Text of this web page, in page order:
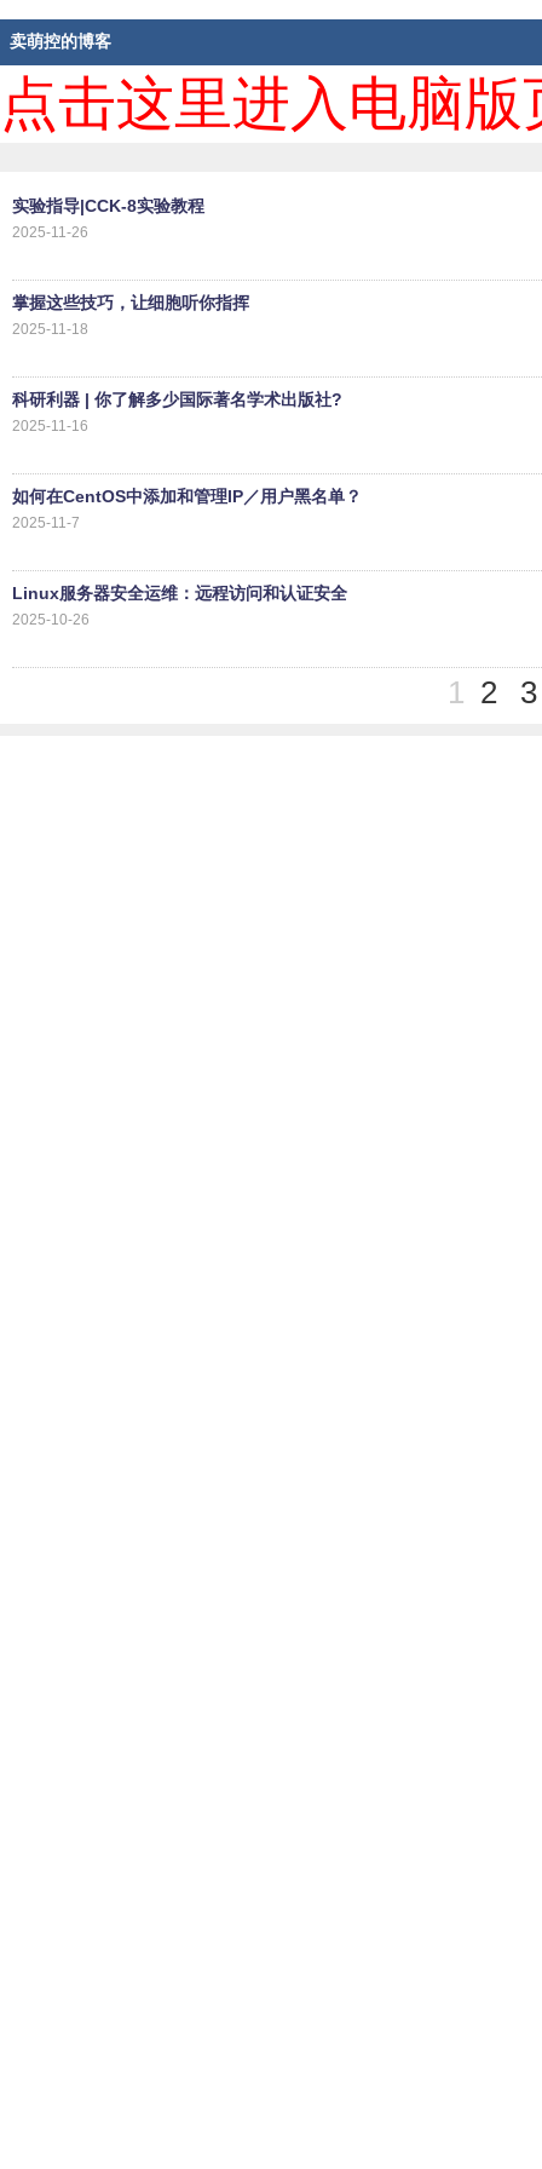
卖萌控的博客
点击这里进入电脑
实验指导|CCK-8实验教程
2025-11-26
掌握这些技巧，让细胞听你指挥
2025-11-18
科研利器 | 你了解多少国际著名学术出版社?
2025-11-16
如何在CentOS中添加和管理IP／用户黑名单？
2025-11-7
Linux服务器安全运维：远程访问和认证安全
2025-10-26
1 2 3